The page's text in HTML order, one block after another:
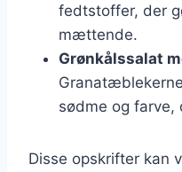
fedtstoffer, der
mættende.
Grønkålssalat
sødme og farve,
Disse opskrifter kan